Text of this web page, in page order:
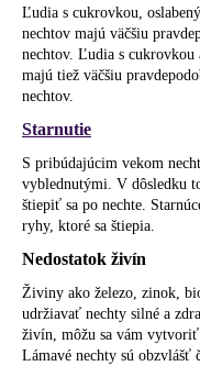
Ľudia s cukrovkou,
nechtov majú väčšiu
nechtov. Ľudia s cukrovkou
majú tiež väčšiu
nechtov.
Starnutie
S pribúdajúcim vekom
vyblednutými. V dôsledku
štiepiť sa po nechte.
ryhy, ktoré sa štiepia.
Nedostatok živín
Živiny ako železo, zinok,
udržiavať nechty silné a
živín, môžu sa vám vytvoriť
Lámavé nechty sú obzvlášť